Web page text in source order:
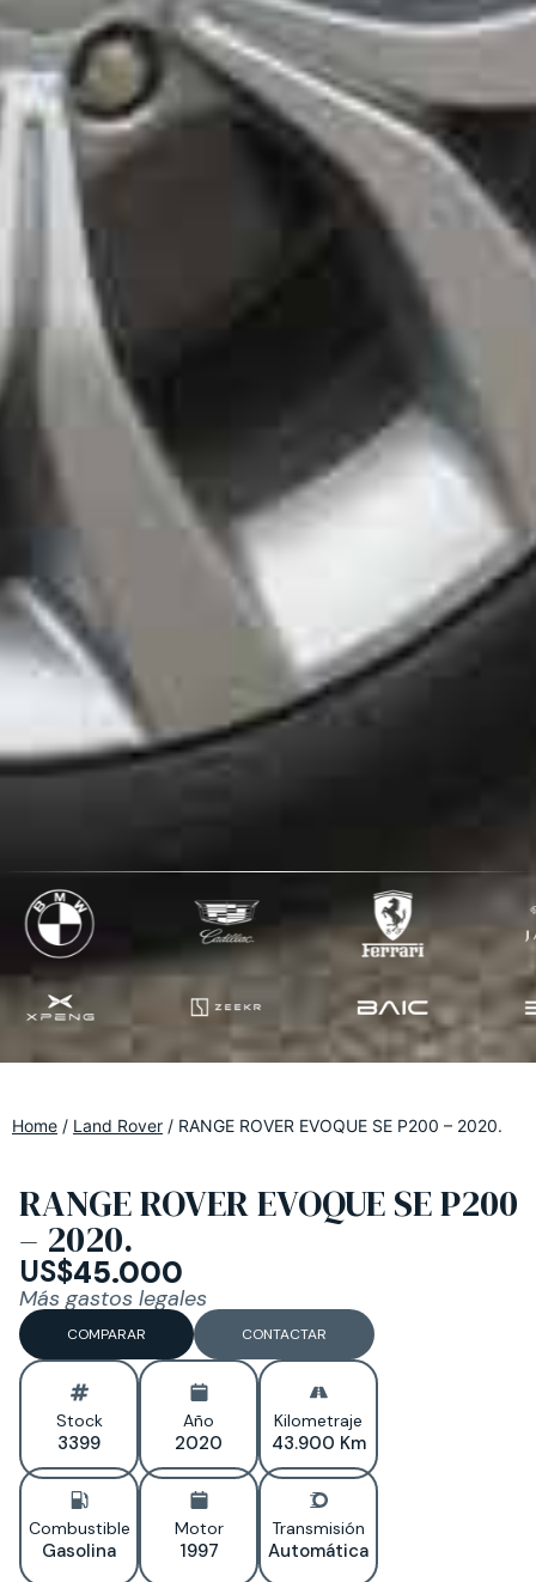
Home / Land Rover / RANGE ROVER EVOQUE SE P200 – 2020.
RANGE ROVER EVOQUE SE P200
– 2020.
US$45.000
Más gastos legales
COMPARAR CONTACTAR
Stock
3399
Año
2020
Kilometraje
43.900 Km
Combustible
Gasolina
Motor
1997
Transmisión
Automática